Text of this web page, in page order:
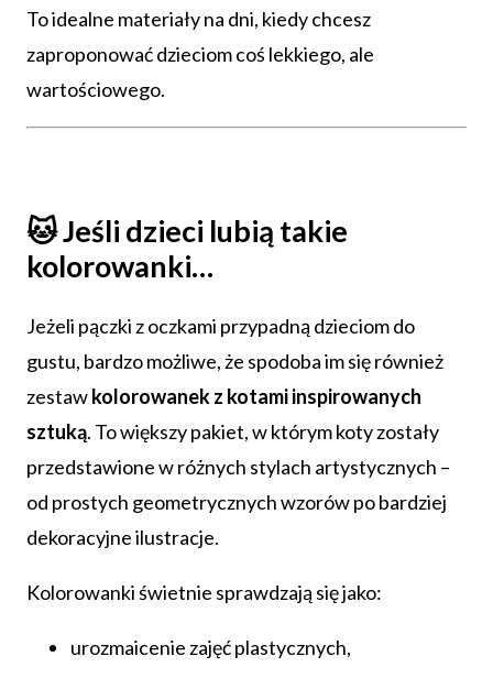
To idealne materiały na dni, kiedy chcesz
zaproponować dzieciom coś lekkiego, ale
wartościowego.
🐱 Jeśli dzieci lubią takie
kolorowanki…
Jeżeli pączki z oczkami przypadną dzieciom do
gustu, bardzo możliwe, że spodoba im się również
zestawkolorowanek z kotami inspirowanych
sztuką. To większy pakiet, w którym koty zostały
przedstawione w różnych stylach artystycznych –
od prostych geometrycznych wzorów po bardziej
dekoracyjne ilustracje.
Kolorowanki świetnie sprawdzają się jako:
urozmaicenie zajęć plastycznych,